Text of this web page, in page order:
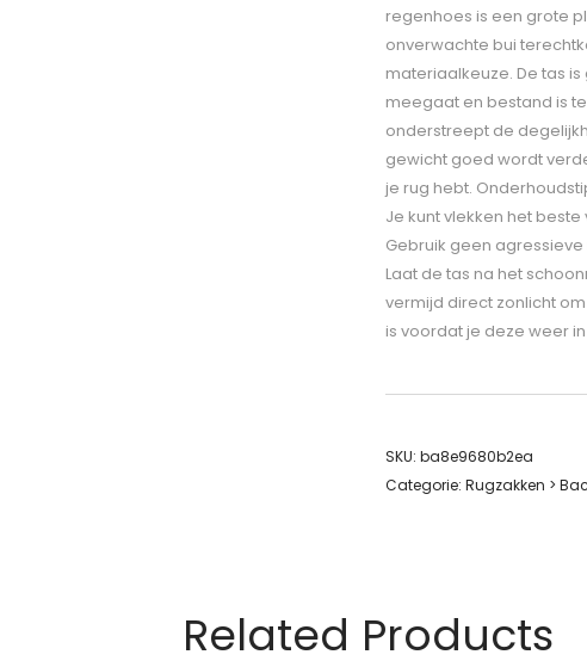
regenhoes is een grote
onverwachte bui
materiaalkeuze. De tas
meegaat en bestand is
onderstreept de
gewicht goed wordt
je rug hebt.
Je kunt vlekken het
Gebruik geen
Laat de tas na het
vermijd direct zonlicht
is voordat je deze weer
SKU: ba8e9680b2ea
Categorie: Rugzakken >
Related Products